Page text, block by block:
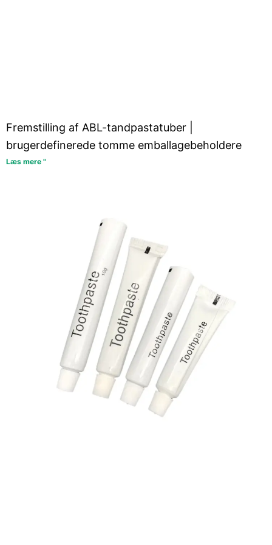
Fremstilling af ABL-tandpastatuber |
brugerdefinerede tomme emballagebeholdere
Læs mere "